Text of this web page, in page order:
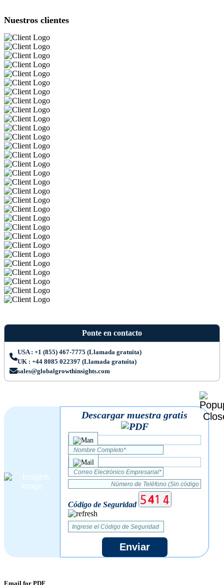
Nuestros clientes
Ponte en contacto
USA : +1 (855) 467-7775 (Llamada gratuita)
UK : +44 8085 022397 (Llamada gratuita)
sales@globalgrowthinsights.com
Descargar muestra gratis
Código de Seguridad
Enviar
Email for PDF